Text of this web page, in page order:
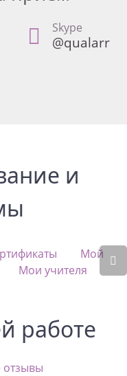
Skype
@qualarr
и
Мой
Мои учителя
работе
отзывы